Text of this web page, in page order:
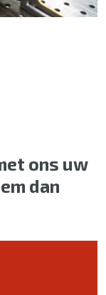
ons uw
dan